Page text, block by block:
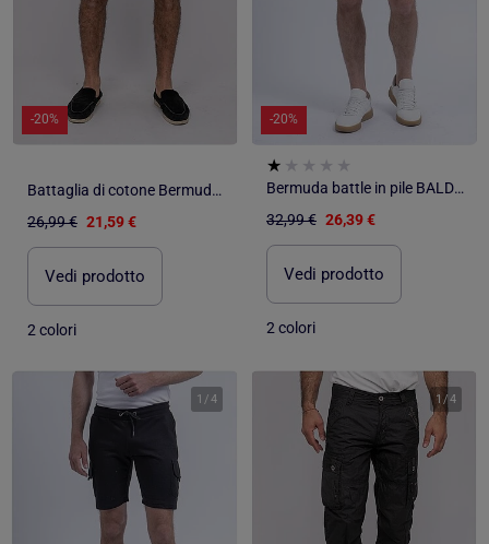
-20%
Battaglia di cotone Bermuda BURT
26,99 € 21,59 €
Vedi prodotto
2 colori
-20%
Bermuda battle in pile BALDWIN
32,99 € 26,39 €
Vedi prodotto
2 colori
1 /4 1 /4